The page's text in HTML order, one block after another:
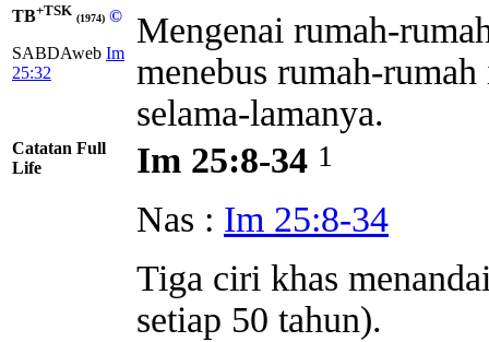
TB+TSK (1974) ©
SABDAweb Im
25:32
Mengenai rumah-
menebus rumah-
selama-lamanya.
Catatan Full
Life
Im 25:8-34 1
Nas : Im 25:8-34
Tiga ciri khas
setiap 50 tahun).